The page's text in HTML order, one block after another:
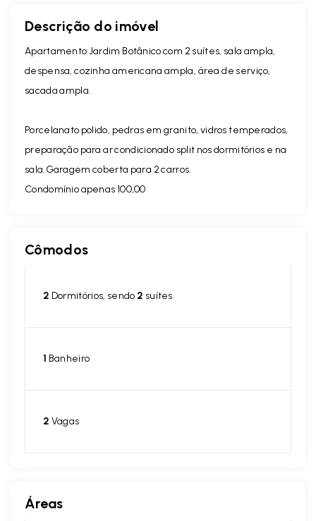
Descrição do imóvel
Apartamento Jardim Botânico com 2 suítes, sala ampla,
despensa, cozinha americana ampla, área de serviço,
sacada ampla.
Porcelanato polido, pedras em granito, vidros temperados,
preparação para ar condicionado split nos dormitórios e na
sala.Garagem coberta para 2 carros.
Condomínio apenas 100,00
Cômodos
2 Dormitórios, sendo 2 suítes
1 Banheiro
2 Vagas
Áreas